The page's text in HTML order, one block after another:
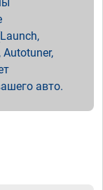
авто.